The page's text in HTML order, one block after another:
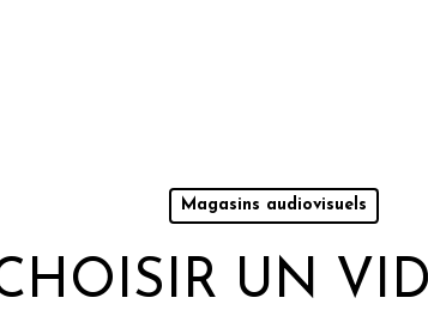
ou sur Echap pour annuler
Magasins audiovisuels
UN